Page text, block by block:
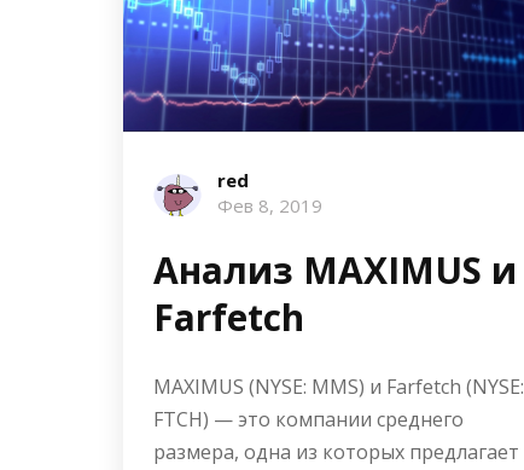
red
Фев 8, 2019
Анализ MAXIMUS и
Farfetch
MAXIMUS (NYSE: MMS) и Farfetch (NYSE:
FTCH) — это компании среднего
размера, одна из которых предлагает